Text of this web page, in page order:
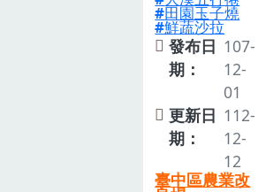
田園玉子燒
鮮蔬沙拉
發布日
期：
107-
12-
01
更新日
期：
112-
12-
12
臺中區農業改